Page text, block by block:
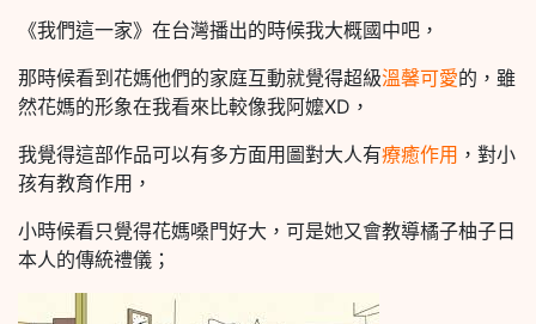
《我們這一家》在台灣播出的時候我大概國中吧，
那時候看到花媽他們的家庭互動就覺得超級溫馨可愛的，雖
然花媽的形象在我看來比較像我阿嬤XD，
我覺得這部作品可以有多方面用圖對大人有療癒作用 ，對小
孩有教育作用，
小時候看只覺得花媽嗓門好大，可是她又會教導橘子柚子日
本人的傳統禮儀；